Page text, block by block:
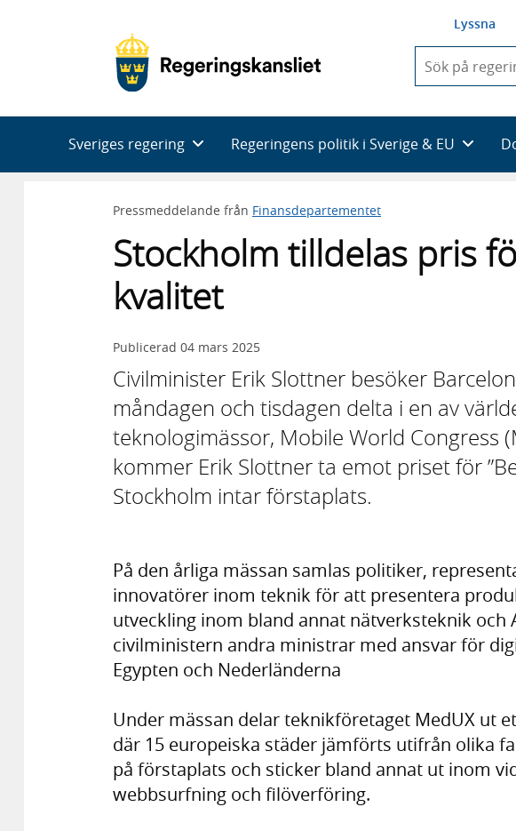
Lyssna
du
skriva
framträder
en
Sveriges regering Regeringens politik i Sverige & EU
Pressmeddelande från Finansdepartementet
Stockholm tilldelas pris
kvalitet
Publicerad 04 mars 2025
Civilminister Erik Slottner besöker
måndagen och tisdagen delta i en av
teknologimässor, Mobile World Congress
kommer Erik Slottner ta emot priset för
Stockholm intar förstaplats.
På den årliga mässan samlas politiker,
innovatörer inom teknik för att presentera
utveckling inom bland annat nätverksteknik och
civilministern andra ministrar med ansvar för
Egypten och Nederländerna
Under mässan delar teknikföretaget MedUX ut
där 15 europeiska städer jämförts utifrån olika
på förstaplats och sticker bland annat ut inom
webbsurfning och filöverföring.